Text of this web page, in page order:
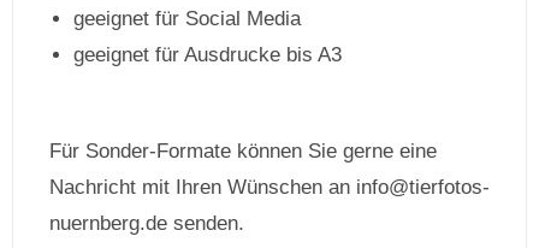
geeignet für Social Media
geeignet für Ausdrucke bis A3
Für Sonder-Formate können Sie gerne eine
Nachricht mit Ihren Wünschen an info@tierfotos-
nuernberg.de senden.